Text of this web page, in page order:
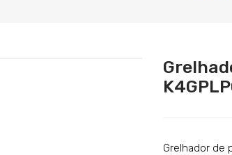
Grelhador de